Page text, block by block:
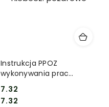
Instrukcja PPOZ
wykonywania prac
niebecz. pożarowo
Cena:
7.32
Cena:
7.32